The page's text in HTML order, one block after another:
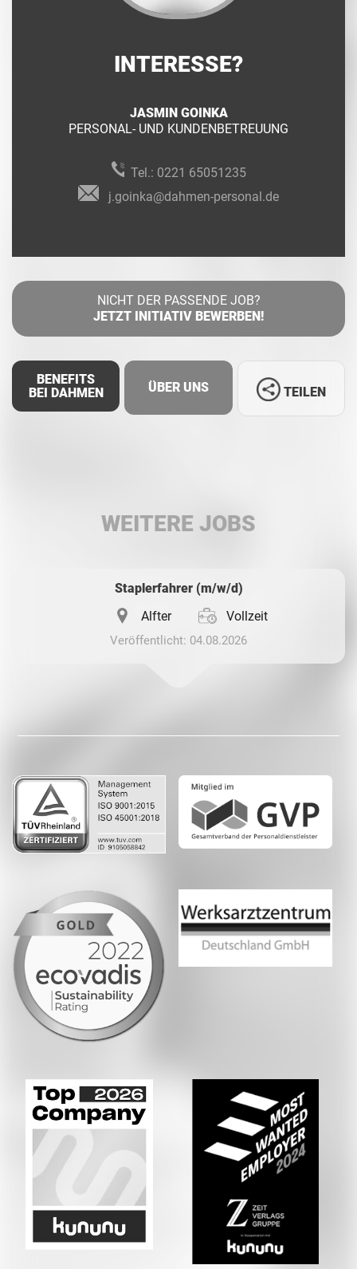
INTERESSE?
JASMIN GOINKA
PERSONAL- UND KUNDENBETREUUNG
Tel.: 0221 65051235
j.goinka@dahmen-personal.de
NICHT DER PASSENDE JOB?
JETZT INITIATIV BEWERBEN!
BENEFITS
BEI DAHMEN
ÜBER UNS TEILEN
WEITERE JOBS
Staplerfahrer (m/w/d)
Alfter
Vollzeit
Veröffentlicht: 04.08.2026